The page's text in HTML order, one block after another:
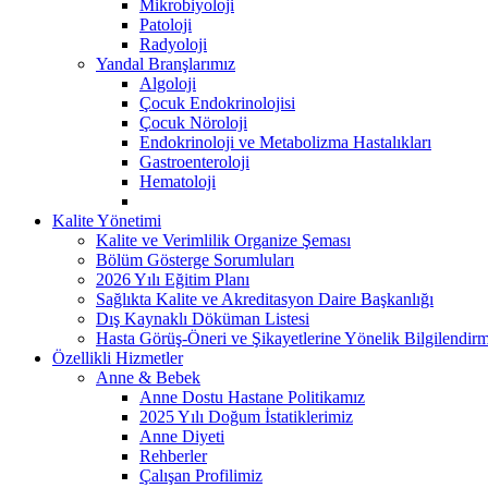
Mikrobiyoloji
Patoloji
Radyoloji
Yandal Branşlarımız
Algoloji
Çocuk Endokrinolojisi
Çocuk Nöroloji
Endokrinoloji ve Metabolizma Hastalıkları
Gastroenteroloji
Hematoloji
Kalite Yönetimi
Kalite ve Verimlilik Organize Şeması
Bölüm Gösterge Sorumluları
2026 Yılı Eğitim Planı
Sağlıkta Kalite ve Akreditasyon Daire Başkanlığı
Dış Kaynaklı Döküman Listesi
Hasta Görüş-Öneri ve Şikayetlerine Yönelik
Özellikli Hizmetler
Anne & Bebek
Anne Dostu Hastane Politikamız
2025 Yılı Doğum İstatiklerimiz
Anne Diyeti
Rehberler
Çalışan Profilimiz